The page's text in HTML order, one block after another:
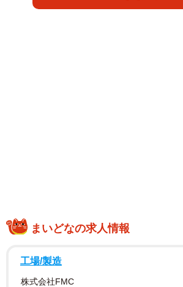
あります。まいどなの求人情報
工場/製造
株式会社FMC